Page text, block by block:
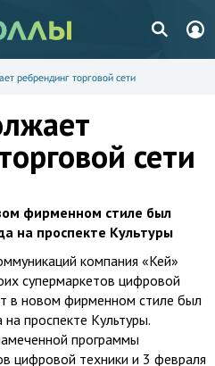
ребрендинг торговой сети
сети
фирменном стиле был
на проспекте Культуры
компания «Кей»
супермаркетов цифровой
в новом фирменном стиле был
проспекте Культуры.
программы
цифровой техники и 3 февраля